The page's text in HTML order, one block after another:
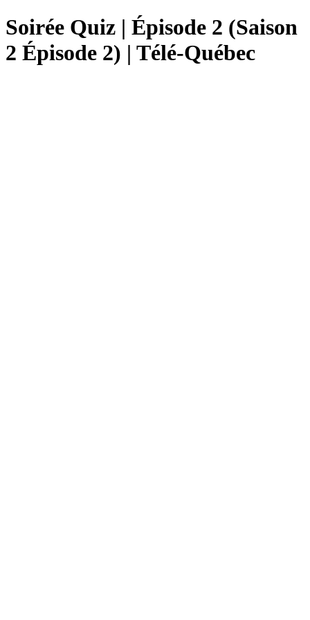
Soirée Quiz | Épisode 2 (Saison
2 Épisode 2) | Télé-Québec